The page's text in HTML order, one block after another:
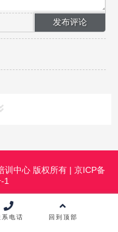
修班
影视摄像高级班
训中心 版权所有 | 京ICP备
1
系电话 回到顶部